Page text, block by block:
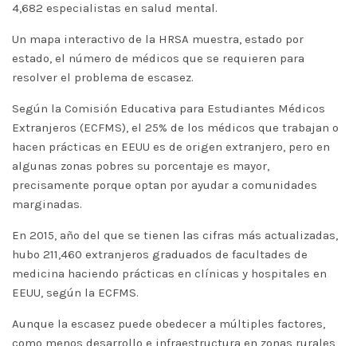
4,682 especialistas en salud mental.
Un mapa interactivo de la HRSA muestra, estado por
estado, el número de médicos que se requieren para
resolver el problema de escasez.
Según la Comisión Educativa para Estudiantes Médicos
Extranjeros (ECFMS), el 25% de los médicos que trabajan o
hacen prácticas en EEUU es de origen extranjero, pero en
algunas zonas pobres su porcentaje es mayor,
precisamente porque optan por ayudar a comunidades
marginadas.
En 2015, año del que se tienen las cifras más actualizadas,
hubo 211,460 extranjeros graduados de facultades de
medicina haciendo prácticas en clínicas y hospitales en
EEUU, según la ECFMS.
Aunque la escasez puede obedecer a múltiples factores,
como menos desarrollo e infraestructura en zonas rurales,